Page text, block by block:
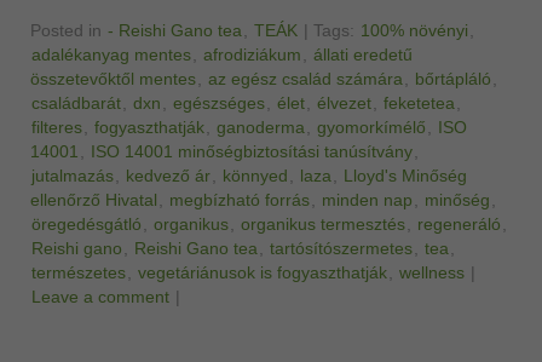
Posted in - Reishi Gano tea, TEÁK Tags: 100% növényi ,
adalékanyag mentes, afrodiziákum , állati eredetű
összetevőktől mentes, az egész család számára, bőrtápláló ,
családbarát, dxn , egészséges, élet, élvezet, feketetea,
filteres, fogyaszthatják, ganoderma, gyomorkímélő ,
ISO
14001 , ISO 14001 minőségbiztosítási tanúsítvány,
jutalmazás, kedvező ár, könnyed , laza, Lloyd's Minőség
ellenőrző Hivatal , megbízható forrás, minden nap , minőség ,
öregedésgátló , organikus, organikus termesztés, regeneráló ,
Reishi gano , Reishi Gano tea, tartósítószermetes, tea,
természetes, vegetáriánusok is fogyaszthatják, wellness
Leave a comment